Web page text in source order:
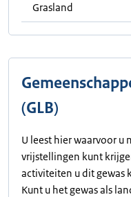
Grasland
(GLB)
U leest hier waarvoor u
vrijstellingen kunt
activiteiten u dit gewas
Kunt u het gewas als